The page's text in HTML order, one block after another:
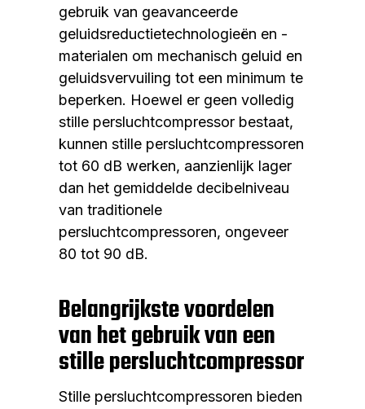
gebruik van geavanceerde
geluidsreductietechnologieën en -
materialen om mechanisch geluid en
geluidsvervuiling tot een minimum te
beperken. Hoewel er geen volledig
stille persluchtcompressor bestaat,
kunnen stille persluchtcompressoren
tot 60 dB werken, aanzienlijk lager
dan het gemiddelde decibelniveau
van traditionele
persluchtcompressoren, ongeveer
80 tot 90 dB.
Belangrijkste voordelen
van het gebruik van een
stille persluchtcompressor
Stille persluchtcompressoren bieden